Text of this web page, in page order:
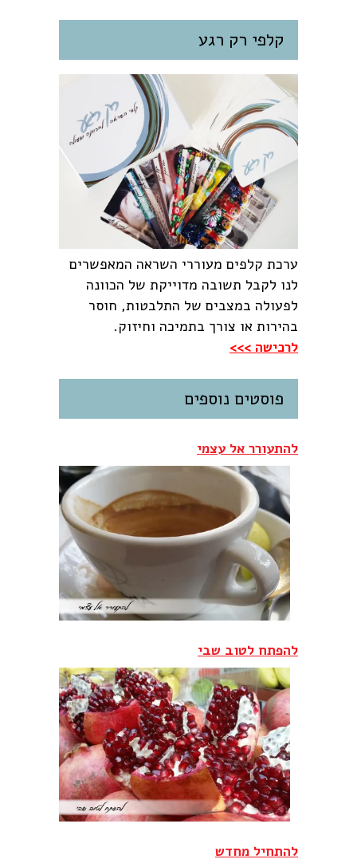
קלפי רק רגע
ערכת קלפים מעוררי השראה המאפשרים
לנו לקבל תשובה מדוייקת של הכוונה
לפעולה במצבים של התלבטות, חוסר
בהירות או צורך בתמיכה וחיזוק.
לרכישה >>>
פוסטים נוספים
להתעורר אל עצמי
להפתח לטוב שבי
להתחיל מחדש